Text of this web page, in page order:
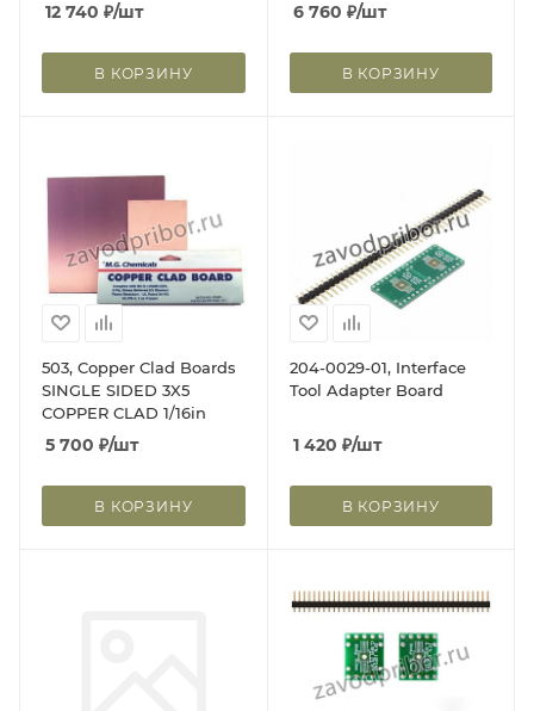
12 740 ₽/шт
В КОРЗИНУ
6 760 ₽/шт
В КОРЗИНУ
503, Copper Clad Boards
SINGLE SIDED 3X5
COPPER CLAD 1/16in
5 700 ₽/шт
В КОРЗИНУ
204-0029-01, Interface
Tool Adapter Board
1 420 ₽/шт
В КОРЗИНУ